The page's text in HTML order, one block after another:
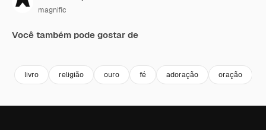
magnific
Você também pode gostar de
livro religião ouro fé adoração oração